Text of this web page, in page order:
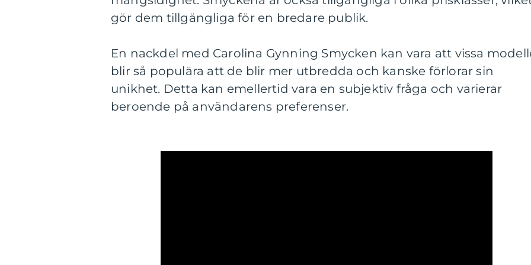
gör dem tillgängliga för en bredare publik.
En nackdel med Carolina Gynning Smycken kan vara att vissa
blir så populära att de blir mer utbredda och kanske förlorar sin
unikhet. Detta kan emellertid vara en subjektiv fråga och varierar
beroende på användarens preferenser.